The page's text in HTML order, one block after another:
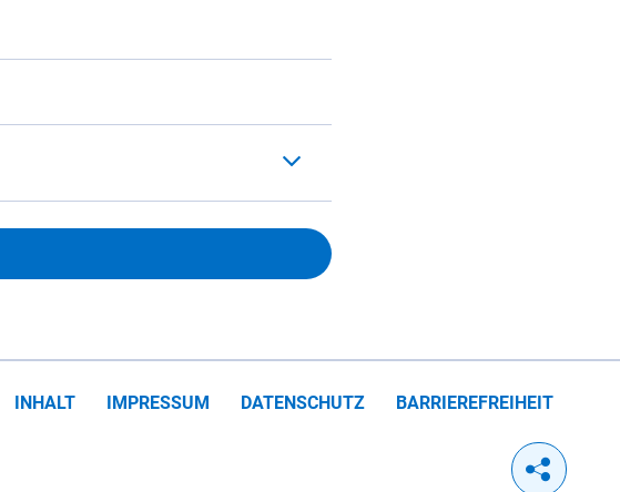
INHALT IMPRESSUM DATENSCHUTZ BARRIEREFREIHEIT